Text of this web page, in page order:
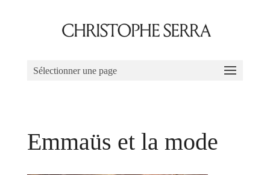
Sélectionner une page
Emmaüs et la mode